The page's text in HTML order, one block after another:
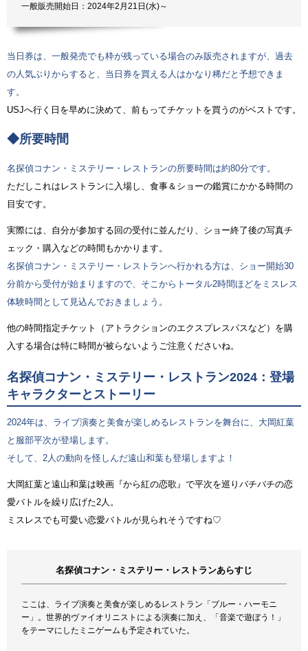
一般販売開始日：2024年2月21日(水)～
当日券は、一般発売でも枠が残っている場合のみ販売されますが、過去
の人気ぶりからすると、当日券を買える人はかなり稀だと予想できま
す。
USJへ行く日を早めに決めて、前もってチケットを買うのがベストです。
◆所要時間
名探偵コナン・ミステリー・レストランの所要時間は約80分です。
ただしこれはレストランに入場し、食事＆ショーの鑑賞にかかる時間の
目安です。
実際には、自分が参加する回の受付に並んだり、ショー終了後の写真チ
ェック・購入などの時間もかかります。
名探偵コナン・ミステリー・レストランへ行かれる方は、ショー開始30
分前から受付が始まりますので、そこからトータル2時間ほどをミスレス
体験時間として見込んでおきましょう。
他の時間指定チケット（アトラクションのエクスプレスパスなど）を購
入する場合は特に時間が被らないようご注意くださいね。
名探偵コナン・ミステリー・レストラン2024：登場
キャラクターとストーリー
2024年は、ライブ演奏と美食が楽しめるレストランを舞台に、大岡紅葉
と服部平次が登場します。
そして、2人の動向を怪しんだ遠山和葉も登場しますよ！
大岡紅葉と遠山和葉は映画『から紅の恋歌』で平次を巡りバチバチの恋
愛バトルを繰り広げた2人。
ミスレスでも可愛い恋愛バトルが見られそうですね♡
名探偵コナン・ミステリー・レストランあらすじ
ここは、ライブ演奏と美食が楽しめるレストラン「ブルー・ハーモニ
ー」。世界的ヴァイオリニストによる演奏に加え、「音楽で遊ぼう！」
をテーマにしたミニゲームも予定されていた。